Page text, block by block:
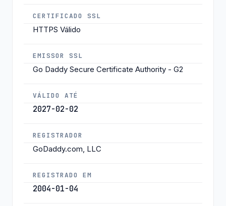
CERTIFICADO SSL
HTTPS Válido
EMISSOR SSL
Go Daddy Secure Certificate Authority - G2
VÁLIDO ATÉ
2027-02-02
REGISTRADOR
GoDaddy.com, LLC
REGISTRADO EM
2004-01-04